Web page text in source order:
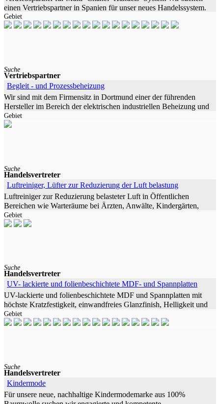
einen Vertriebspartner in Spanien für unser neues Handelssystem.
Es handelt sich um das
Gebiet
Suche
Vertriebspartner
Begleit - und Prozessbeheizung
Wir sind mit dem Firmensitz in Dortmund einer der führenden
Hersteller im Bereich der elektrischen industriellen Beheizung und
Teil einer international
Gebiet
Suche
Handelsvertreter
Luftreiniger, Lüfter zur Reduzierung der Luft belastung
Luftreiniger zur Reduzierung belasteter Luft in Öffentlichen
Bereichen wie Warteräume bei Ärzten, Anwälte, Kindergärten,
Schulen, Altenheimen. Raumgröße von
Gebiet
Suche
Handelsvertreter
UV- lackierte und folienbeschichtete MDF- und Spannplatten
UV-lackierte und folienbeschichtete MDF und Spannplatten mit
höchste Kratzfestigkeit, einwandfreies Glanzfinish, Helligkeit und
UV-Stabilität mit modernster
Gebiet
Suche
Handelsvertreter
Kindermode
Für unsere neue, nachhaltige Kindermodemarke aus 100%